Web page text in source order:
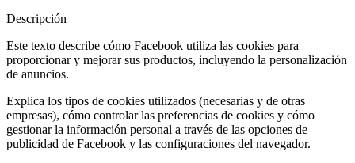
Descripción
Este texto describe cómo Facebook utiliza las cookies para
proporcionar y mejorar sus productos, incluyendo la personalización
de anuncios.
Explica los tipos de cookies utilizados (necesarias y de otras
empresas), cómo controlar las preferencias de cookies y cómo
gestionar la información personal a través de las opciones de
publicidad de Facebook y las configuraciones del navegador.